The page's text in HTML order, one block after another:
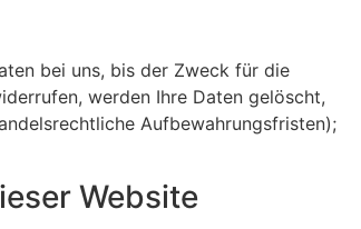
bei uns, bis der Zweck für die
werden Ihre Daten gelöscht,
Aufbe­wah­rungs­fristen);
Website